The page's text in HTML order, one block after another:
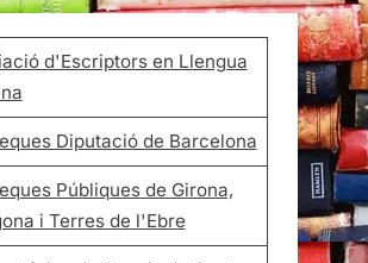
d'Escriptors en Llengua
Diputació de Barcelona
Públiques de Girona,
i Terres de l'Ebre